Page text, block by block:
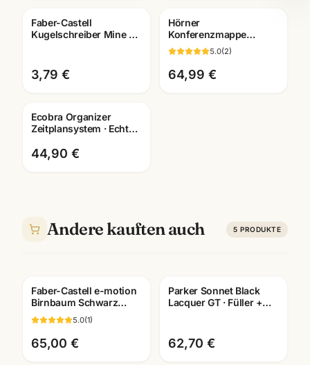
Faber-Castell
Kugelschreiber Mine M
Mannheim
3,79 €
Hörner
Konferenzmappe
Echtleder ·
verschiedene
Ausfuehrungen ·
Bueroausstattung
5.0(2)
64,99 €
Ecobra Organizer
Zeitplansystem · Echtes
2026
44,90 €
Andere kauften auch 5 PRODUKTE
Faber-Castell e-motion
Birnbaum Schwarz
Füller · Federbreite M ·
mit Lasergravur
5.0(1)
65,00 €
Gravur
Parker Sonnet Black
Lacquer GT · Füller +
62,70 €